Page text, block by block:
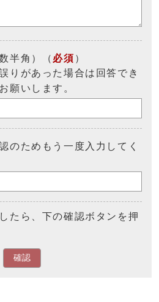
半角）（ 必須 ）
りがあった場合は回答でき
願いします。
のためもう一度入力してく
たら、下の確認ボタンを押
確認